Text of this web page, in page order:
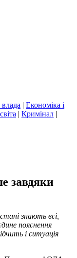
влада | Економіка і
| Кримінал |
завдяки
знають всі,
пояснення
і ситуація